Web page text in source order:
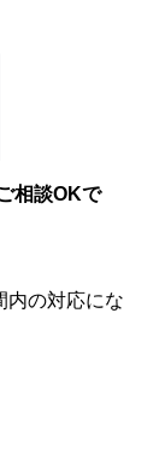
相談OKで
内の対応にな